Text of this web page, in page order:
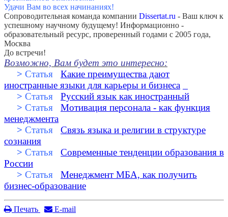
Удачи Вам во всех начинаниях!
Сопроводительная команда компании Dissertat.ru - Ваш ключ к
успешному научному будущему! Информационно -
образовательный ресурс, проверенный годами с 2005 года,
Москва
До встречи!
Возможно, Вам будет это интересно:
> Статья
Какие преимущества дают
иностранные языки для карьеры и бизнеса
> Статья
Русский язык как иностранный
> Статья
Мотивация персонала - как функция
менеджмента
> Статья
Связь языка и религии в структуре
сознания
> Статья
Современные тенденции образования в
России
> Статья
Менеджмент МБА, как получить
бизнес-образование
Печать E-mail